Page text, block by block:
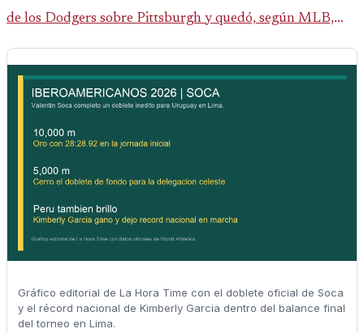
de los Dodgers sobre Pittsburgh y quedó, según MLB,
Ligas.
Gráfico editorial de La Hora Time con el doblete oficial de Soca
y el récord nacional de Kimberly Garcia dentro del balance final
del torneo en Lima.